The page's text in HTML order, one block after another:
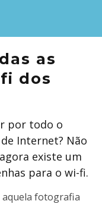
as
dos
por todo o
Internet? Não
existe um
para o wi-fi.
aquela fotografia